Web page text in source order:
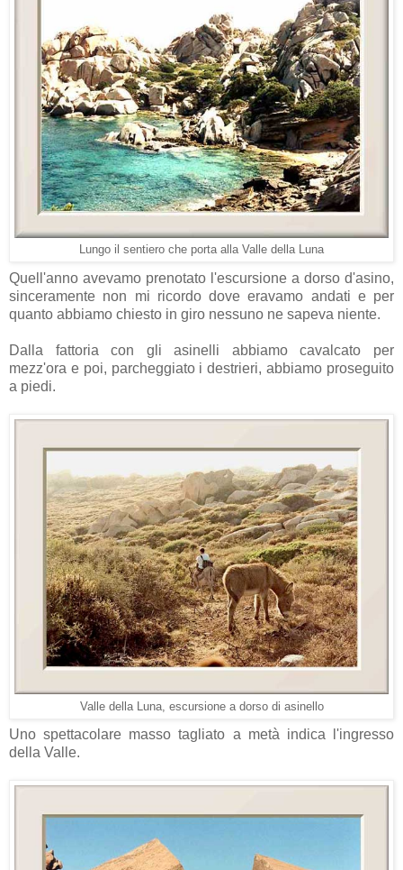
Lungo il sentiero che porta alla Valle della Luna
Quell'anno avevamo prenotato l'escursione a dorso d'asino,
sinceramente non mi ricordo dove eravamo andati e per
quanto abbiamo chiesto in giro nessuno ne sapeva niente.
Dalla fattoria con gli asinelli abbiamo cavalcato per
mezz'ora e poi, parcheggiato i destrieri, abbiamo proseguito
a piedi.
Valle della Luna, escursione a dorso di asinello
Uno spettacolare masso tagliato a metà indica l'ingresso
della Valle.